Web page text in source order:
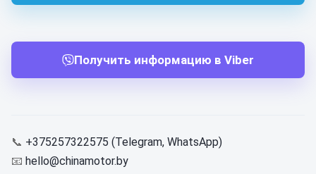
Получить информацию в Viber
📞 +375257322575 (Telegram, WhatsApp)
📧 hello@chinamotor.by